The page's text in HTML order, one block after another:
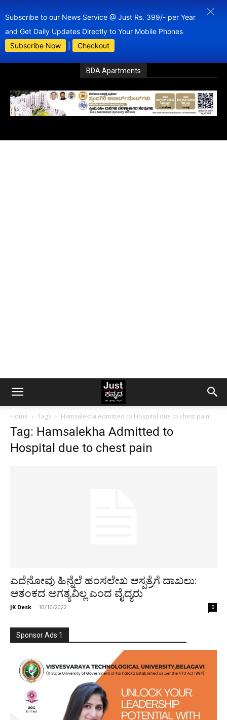
Subscribe to our News Service @ Just Rs. 399/- per Year
and Get Daily Updates Directly to Your Mobile Phones
Subscribe Now
Checkout
BDA Apartments
Home Tags Hamsalekha Admitted to Hospital due to chest pain
Tag: Hamsalekha Admitted to
Hospital due to chest pain
ಎದೆನೋವು ಹಿನ್ನೆಲೆ ಹಂಸಲೇಖ ಆಸ್ಪತ್ರೆಗೆ ದಾಖಲು:
ಆತಂಕದ ಅಗತ್ಯವಿಲ್ಲ ಎಂದ ವೈದ್ಯರು
JK Desk - 10/10/2022 0
Sponsor Ads 1